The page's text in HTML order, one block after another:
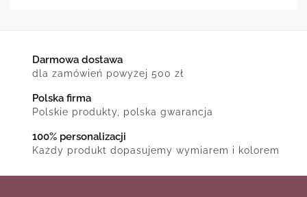
Darmowa dostawa
dla zamówień powyżej 500 zł
Polska firma
Polskie produkty, polska gwarancja
100% personalizacji
Każdy produkt dopasujemy wymiarem i kolorem